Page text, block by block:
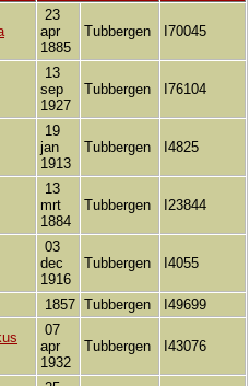
23
apr
1885
Tubbergen I70045
13
sep
1927
Tubbergen I76104
19
jan
1913
Tubbergen I4825
13
mrt
1884
Tubbergen I23844
03
dec
1916
Tubbergen I4055
1857 Tubbergen I49699
07
apr
1932
Tubbergen I43076